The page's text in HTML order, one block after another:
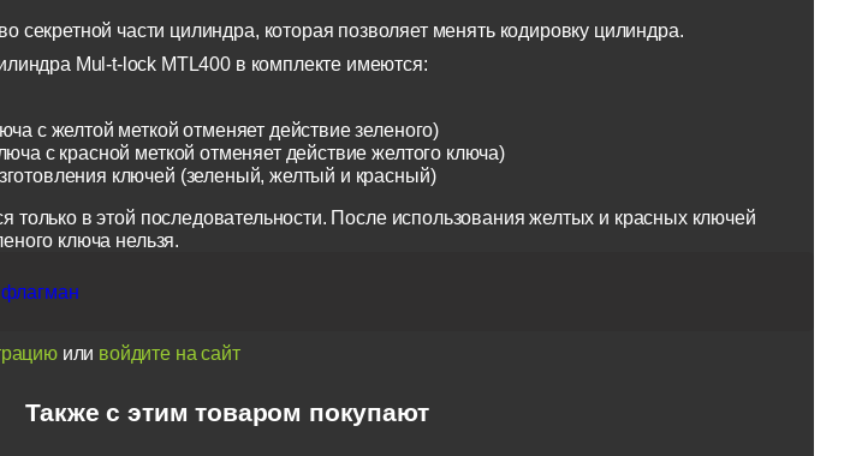
части цилиндра, которая позволяет менять кодировку цилиндра.
Mul-t-lock MTL400 в комплекте имеются:
с желтой меткой отменяет действие зеленого)
с красной меткой отменяет действие желтого ключа)
ключей (зеленый, желтый и красный)
только в этой последовательности. После использования желтых и красных ключей
ключа нельзя.
или войдите на сайт
Также с этим товаром покупают